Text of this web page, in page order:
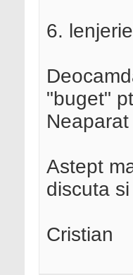
6.
"buget"
Astept
discuta
Cristian